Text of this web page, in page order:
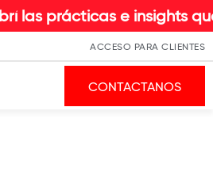
e insights que hacen la
ACCESO PARA CLIENTES
CONTACTANOS